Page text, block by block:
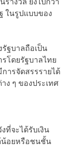
างวัล ยิ่งไปกว่า
ในรูปแบบของ
ฐบาลถือเป็น
โดยรัฐบาลไทย
ารจัดสรรรายได้
ง ๆ ของประเทศ
ที่จะได้รับเงิน
น้อยหรือชนชั้น